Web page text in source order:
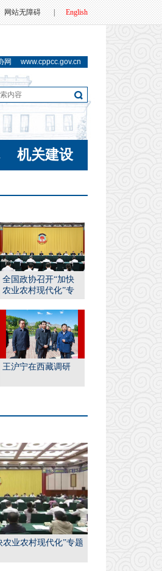
网站无障碍 | English
网 www.cppcc.gov.cn
机关建设
全国政协召开“加快
农业农村现代化”专
并...
王沪宁在西藏调研
业农村现代化”专题